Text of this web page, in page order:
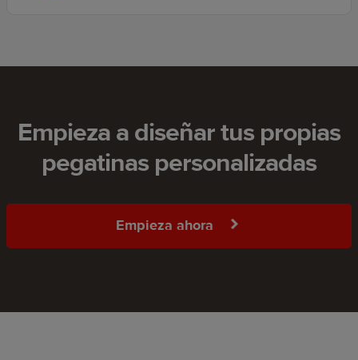
Empieza a diseñar tus propias
pegatinas personalizadas
Empieza ahora